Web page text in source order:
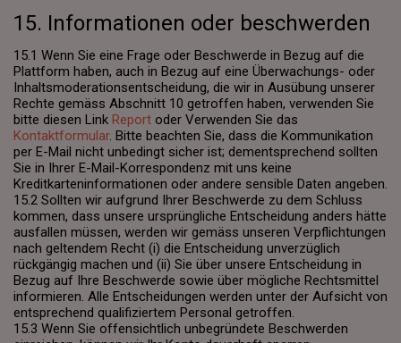
15. Informationen oder beschwerden
15.1 Wenn Sie eine Frage oder Beschwerde in Bezug auf die
Plattform haben, auch in Bezug auf eine Überwachungs- oder
Inhaltsmoderationsentscheidung, die wir in Ausübung unserer
Rechte gemäss Abschnitt 10 getroffen haben, verwenden Sie
bitte diesen Link Report oder Verwenden Sie das
Kontaktformular. Bitte beachten Sie, dass die Kommunikation
per E-Mail nicht unbedingt sicher ist; dementsprechend sollten
Sie in Ihrer E-Mail-Korrespondenz mit uns keine
Kreditkarteninformationen oder andere sensible Daten angeben.
15.2 Sollten wir aufgrund Ihrer Beschwerde zu dem Schluss
kommen, dass unsere ursprüngliche Entscheidung anders hätte
ausfallen müssen, werden wir gemäss unseren Verpflichtungen
nach geltendem Recht (i) die Entscheidung unverzüglich
rückgängig machen und (ii) Sie über unsere Entscheidung in
Bezug auf Ihre Beschwerde sowie über mögliche Rechtsmittel
informieren. Alle Entscheidungen werden unter der Aufsicht von
entsprechend qualifiziertem Personal getroffen.
15.3 Wenn Sie offensichtlich unbegründete Beschwerden